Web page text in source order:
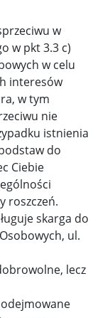
w
w pkt 3.3 c)
w celu
interesów
w tym
nie
istnienia
do
Ciebie
roszczeń.
skarga do
ul.
lecz